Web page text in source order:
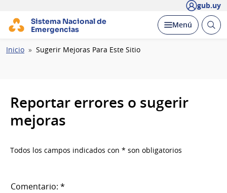
gub.uy
Sistema Nacional de
Emergencias
Desplegar
Menú Abrir
Ruta
Inicio Sugerir Mejoras Para Este Sitio
Reportar errores o sugerir
mejoras
Todos los campos indicados con * son obligatorios
Comentario: *